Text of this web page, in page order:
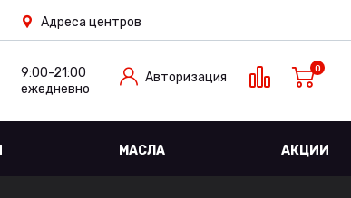
Адреса центров
9:00-21:00
ежедневно
Авторизация
0
МАСЛА АКЦИИ